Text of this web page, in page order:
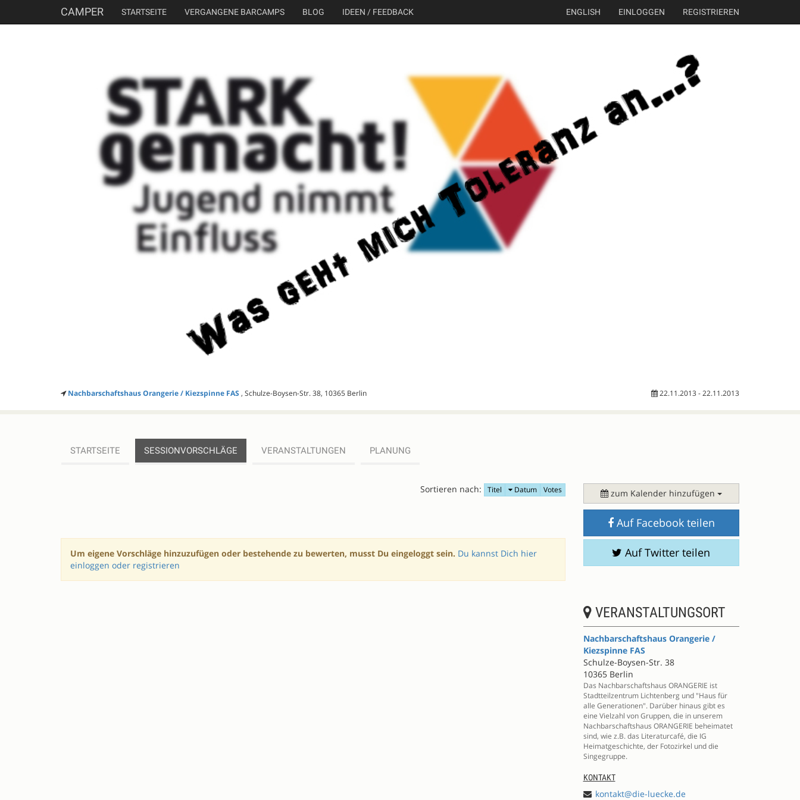
CAMPER STARTSEITE VERGANGENE BARCAMPS BLOG IDEEN / FEEDBACK ENGLISH EINLOGGEN REGISTRIEREN
Nachbarschaftshaus Orangerie / Kiezspinne FAS , Schulze-Boysen-Str. 38, 10365 Berlin 22.11.2013 - 22.11.2013
STARTSEITE SESSIONVORSCHLÄGE VERANSTALTUNGEN PLANUNG
Sortieren nach: Titel Datum Votes
Um eigene Vorschläge hinzuzufügen oder bestehende zu bewerten, musst Du eingeloggt sein. Du kannst Dich hier
einloggen oder registrieren
zum Kalender hinzufügen
Auf Facebook teilen
Auf Twitter teilen
VERANSTALTUNGSORT
Nachbarschaftshaus Orangerie /
Kiezspinne FAS
Schulze-Boysen-Str. 38
10365 Berlin
Das Nachbarschaftshaus ORANGERIE ist
Stadtteilzentrum Lichtenberg und "Haus für
alle Generationen". Darüber hinaus gibt es
eine Vielzahl von Gruppen, die in unserem
Nachbarschaftshaus ORANGERIE beheimatet
sind, wie z.B. das Literaturcafé, die IG
Heimatgeschichte, der Fotozirkel und die
Singegruppe.
KONTAKT
kontakt@die-luecke.de